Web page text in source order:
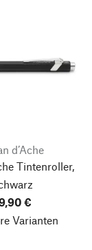
d’Ache
Tintenroller,
€
Varianten